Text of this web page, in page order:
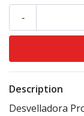
-
Description
Desvelladora